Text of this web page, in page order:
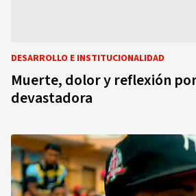
DESARROLLO E INSTITUCIONALIDAD
Muerte, dolor y reflexión
devastadora